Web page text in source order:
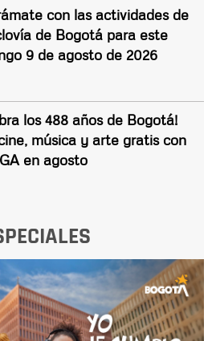
con las actividades de
de Bogotá para este
9 de agosto de 2026
los 488 años de Bogotá!
música y arte gratis con
en agosto